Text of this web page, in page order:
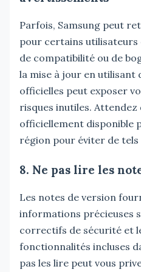
Parfois, Samsung peut
pour certains utilisateurs
de compatibilité ou de
la mise à jour en utilisant
officielles peut exposer
risques inutiles. Attendez
officiellement disponible
région pour éviter de tels
8. Ne pas lire les
Les notes de version
informations précieuses
correctifs de sécurité et
fonctionnalités incluses
pas les lire peut vous